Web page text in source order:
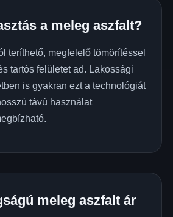
a meleg aszfalt?
teríthető, megfelelő tömörítéssel
tartós felületet ad. Lakossági
is gyakran ezt a technológiát
távú használat
meleg aszfalt ár